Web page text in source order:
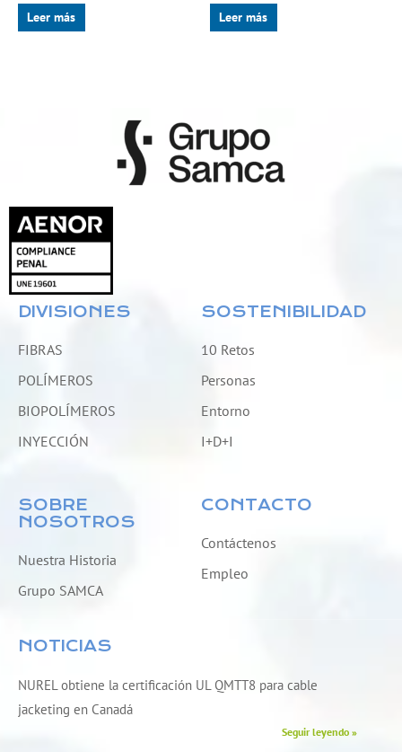
Leer más Leer más
DIVISIONES
FIBRAS
POLÍMEROS
BIOPOLÍMEROS
INYECCIÓN
SOBRE
NOSOTROS
Nuestra Historia
Grupo SAMCA
SOSTENIBILIDAD
10 Retos
Personas
Entorno
I+D+I
CONTACTO
Contáctenos
Empleo
NOTICIAS
NUREL obtiene la certificación UL QMTT8 para cable
jacketing en Canadá
Seguir leyendo »